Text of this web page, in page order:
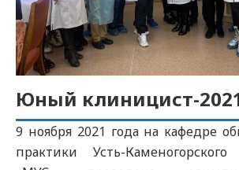
Юный клиницист-
9 ноября 2021 года на кафедре
практики Усть-